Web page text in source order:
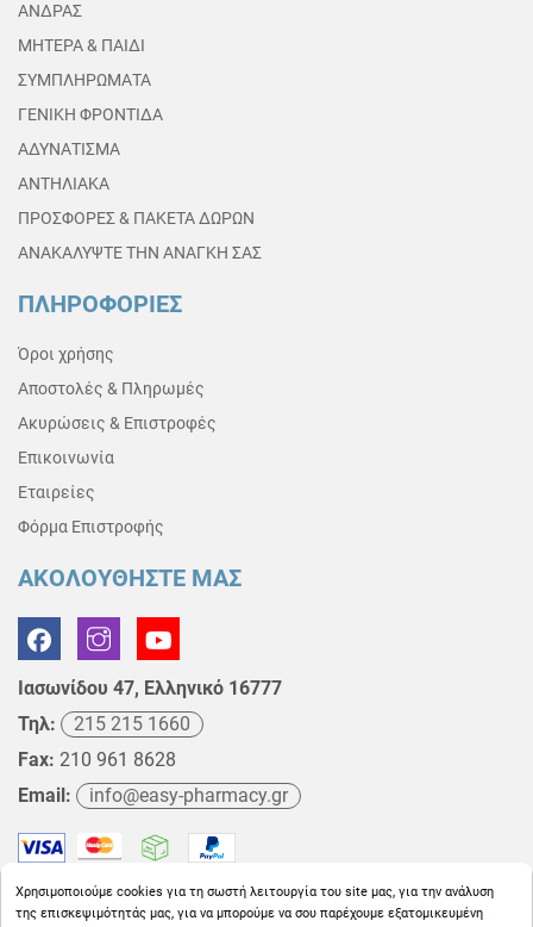
ΑΝΔΡΑΣ
ΜΗΤΕΡΑ & ΠΑΙΔΙ
ΣΥΜΠΛΗΡΩΜΑΤΑ
ΓΕΝΙΚΗ ΦΡΟΝΤΙΔΑ
ΑΔΥΝΑΤΙΣΜΑ
ΑΝΤΗΛΙΑΚΑ
ΠΡΟΣΦΟΡΕΣ & ΠΑΚΕΤΑ ΔΩΡΩΝ
ΑΝΑΚΑΛΥΨΤΕ ΤΗΝ ΑΝΑΓΚΗ ΣΑΣ
ΠΛΗΡΟΦΟΡΙΕΣ
Όροι χρήσης
Αποστολές & Πληρωμές
Ακυρώσεις & Επιστροφές
Επικοινωνία
Εταιρείες
Φόρμα Επιστροφής
ΑΚΟΛΟΥΘΗΣΤΕ ΜΑΣ
Ιασωνίδου 47, Ελληνικό 16777
Τηλ:
215 215 1660
Fax: 210 961 8628
Email:
info@easy-pharmacy.gr
Χρησιμοποιούμε cookies για τη σωστή λειτουργία του site μας, για την ανάλυση
της επισκεψιμότητάς μας, για να μπορούμε να σου παρέχουμε εξατομικευμένη